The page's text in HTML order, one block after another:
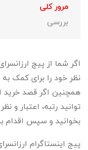
مرور کلی
بررسی
اگر شما از پیج
نظر خود را برای کمک
همچنین اگر قصد خرید
توانید رتبه، اعتبار و
بخوانید و سپس اقدام
پیج اینستاگرام